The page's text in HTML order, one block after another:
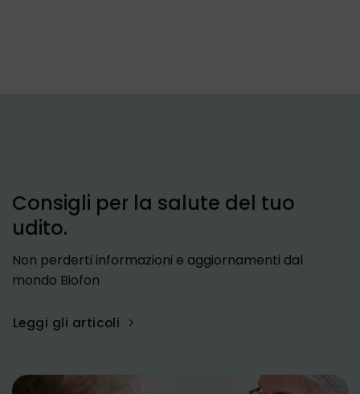
Consigli per la salute del tuo
udito.
Non perderti informazioni e aggiornamenti dal
mondo Biofon
Leggi gli articoli